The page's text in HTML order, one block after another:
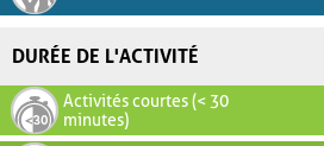
DURÉE DE L'ACTIVITÉ
Activités courtes (< 30
minutes)